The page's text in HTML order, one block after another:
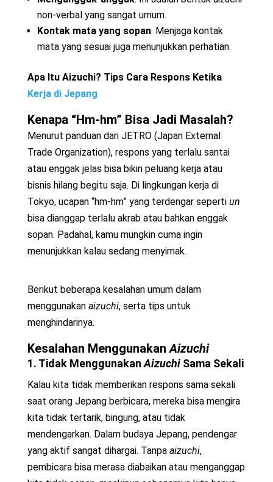
non-verbal yang sangat umum.
Kontak mata yang sopan: Menjaga kontak
mata yang sesuai juga menunjukkan perhatian.
Apa Itu Aizuchi? Tips Cara Respons Ketika
Kerja di Jepang
Kenapa “Hm-hm” Bisa Jadi Masalah?
Menurut panduan dari JETRO (Japan External
Trade Organization), respons yang terlalu santai
atau enggak jelas bisa bikin peluang kerja atau
bisnis hilang begitu saja. Di lingkungan kerja di
Tokyo, ucapan “hm-hm” yang terdengar seperti un
bisa dianggap terlalu akrab atau bahkan enggak
sopan. Padahal, kamu mungkin cuma ingin
menunjukkan kalau sedang menyimak.
Berikut beberapa kesalahan umum dalam
menggunakan aizuchi, serta tips untuk
menghindarinya.
Kesalahan MenggunakanAizuchi
1. Tidak MenggunakanAizuchi Sama Sekali
Kalau kita tidak memberikan respons sama sekali
saat orang Jepang berbicara, mereka bisa mengira
kita tidak tertarik, bingung, atau tidak
mendengarkan. Dalam budaya Jepang, pendengar
yang aktif sangat dihargai. Tanpa aizuchi,
pembicara bisa merasa diabaikan atau menganggap